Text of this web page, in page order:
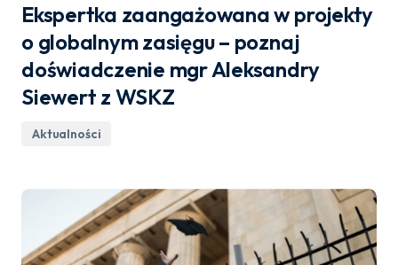
Ekspertka zaangażowana w projekty
o globalnym zasięgu – poznaj
doświadczenie mgr Aleksandry
Siewert z WSKZ
Aktualności